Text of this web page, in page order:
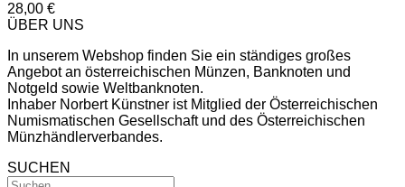
28,00 €
ÜBER UNS
In unserem Webshop finden Sie ein ständiges großes
Angebot an österreichischen Münzen, Banknoten und
Notgeld sowie Weltbanknoten.
Inhaber Norbert Künstner ist Mitglied der Österreichischen
Numismatischen Gesellschaft und des Österreichischen
Münzhändlerverbandes.
SUCHEN